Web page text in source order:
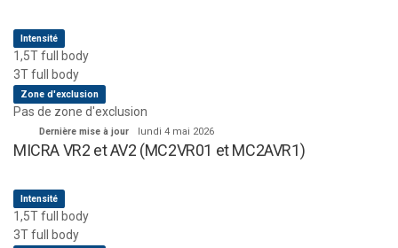
Intensité
1,5T full body
3T full body
Zone d'exclusion
Pas de zone d'exclusion
Dernière mise à jour lundi 4 mai 2026
MICRA VR2 et AV2 (MC2VR01 et MC2AVR1)
Intensité
1,5T full body
3T full body